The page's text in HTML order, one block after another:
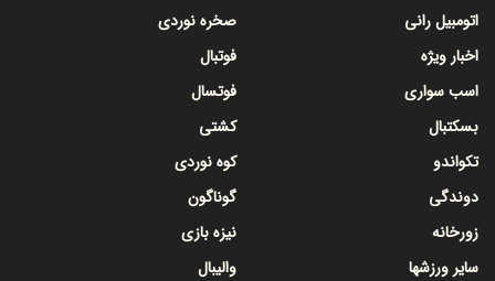
اتومبیل رانی
اخبار ویژه
اسب سواری
بسکتبال
تکواندو
دوندگی
زورخانه
سایر ورزشها
صخره نوردی
فوتبال
فوتسال
کشتی
کوه نوردی
گوناگون
نیزه بازی
والیبال